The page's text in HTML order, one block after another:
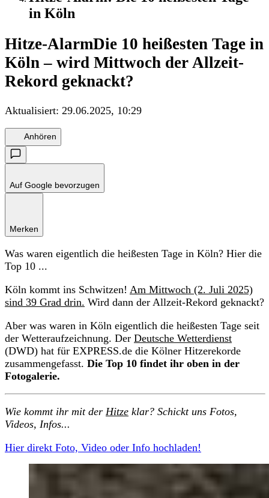
in Köln
Hitze-AlarmDie 10 heißesten Tage in
Köln – wird Mittwoch der Allzeit-
Rekord geknackt?
Aktualisiert: 29.06.2025, 10:29
Anhören
Auf Google bevorzugen
Merken
Was waren eigentlich die heißesten Tage in Köln? Hier die
Top 10 ...
Köln kommt ins Schwitzen! Am Mittwoch (2. Juli 2025)
sind 39 Grad drin. Wird dann der Allzeit-Rekord geknackt?
Aber was waren in Köln eigentlich die heißesten Tage seit
der Wetteraufzeichnung. Der Deutsche Wetterdienst
(DWD) hat für EXPRESS.de die Kölner Hitzerekorde
zusammengefasst. Die Top 10 findet ihr oben in der
Fotogalerie.
Wie kommt ihr mit der Hitze klar? Schickt uns Fotos,
Videos, Infos...
Hier direkt Foto, Video oder Info hochladen!